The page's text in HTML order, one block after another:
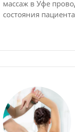
массаж в Уфе
состояния